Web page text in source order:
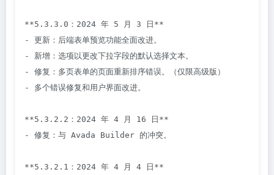
**5.3.3.0：2024 年 5 月 3 日**
- 更新：后端表单预览功能全面改进。
- 新增：选项以更改下拉字段的默认选择文本。
- 修复：多页表单的页面重新排序错误。（仅限高级版）
- 多个错误修复和用户界面改进。
**5.3.2.2：2024 年 4 月 16 日**
- 修复：与 Avada Builder 的冲突。
**5.3.2.1：2024 年 4 月 4 日**